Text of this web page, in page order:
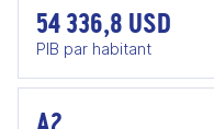
54 336,8 USD
PIB par habitant